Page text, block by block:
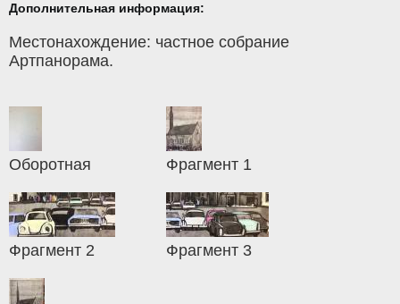
Дополнительная информация:
Местонахождение: частное собрание
Артпанорама.
Оборотная Фрагмент 1
Фрагмент 2 Фрагмент 3